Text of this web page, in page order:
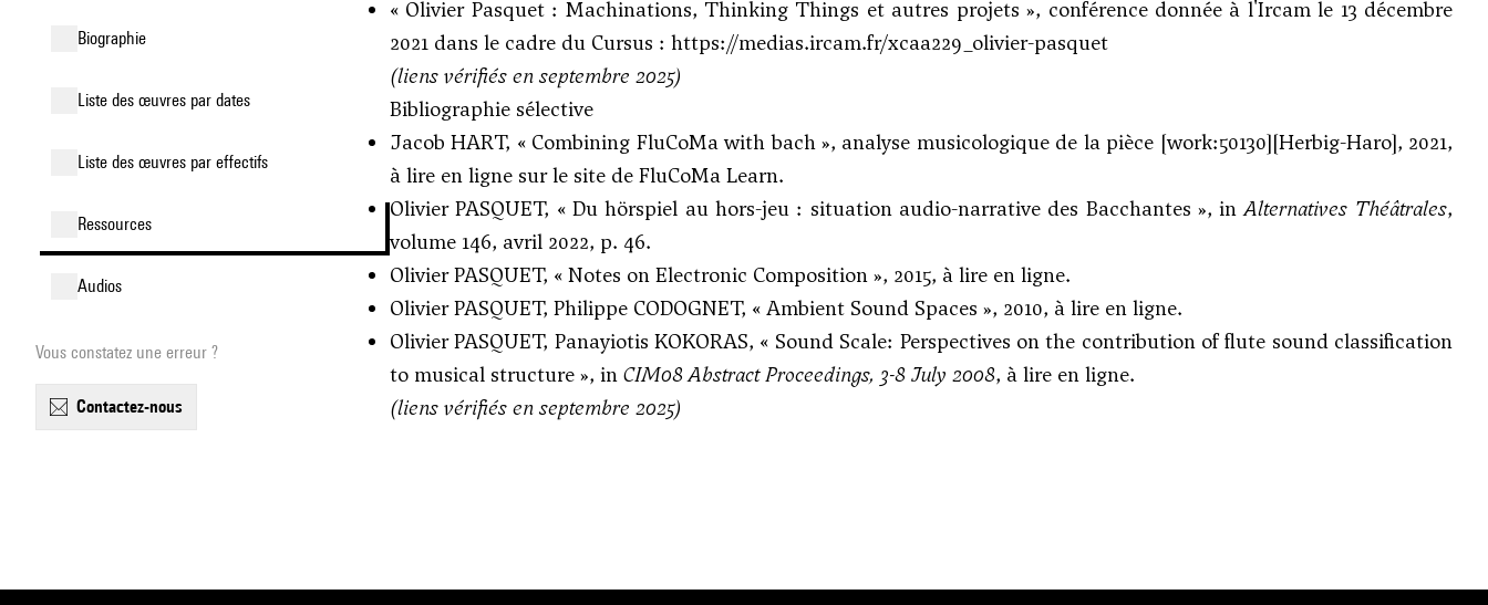
biographie
liste des œuvres par dates
liste des œuvres par effectifs
ressources
audios
Vous constatez une erreur ?
contactez-nous
« Olivier Pasquet : Machinations, Thinking Things et autres projets », conférence donnée à l'Ircam le 13 décembre
2021 dans le cadre du Cursus : https://medias.ircam.fr/xcaa229_olivier-pasquet
(liens vérifiés en septembre 2025)
Bibliographie sélective
Jacob HART, « Combining FluCoMa with bach », analyse musicologique de la pièce [work:50130][Herbig-Haro], 2021,
à lire en ligne sur le site de FluCoMa Learn.
Olivier PASQUET, « Du hörspiel au hors-jeu : situation audio-narrative des Bacchantes », inAlternatives Théâtrales,
volume 146, avril 2022, p. 46.
Olivier PASQUET, « Notes on Electronic Composition », 2015, à lire en ligne.
Olivier PASQUET, Philippe CODOGNET, « Ambient Sound Spaces », 2010, à lire en ligne.
Olivier PASQUET, Panayiotis KOKORAS, « Sound Scale: Perspectives on the contribution of flute sound classification
to musical structure », in CIM08 Abstract Proceedings, 3-8 July 2008, à lire en ligne.
(liens vérifiés en septembre 2025)